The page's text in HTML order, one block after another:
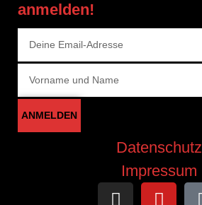
anmelden!
ANMELDEN
Datenschutz
Impressum